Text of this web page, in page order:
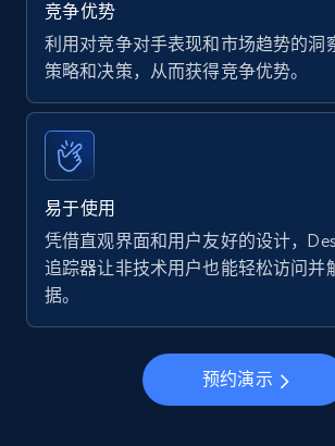
竞争优势
利用对竞争对手表现和市场趋势的洞
策略和决策，从而获得竞争优势。
易于使用
凭借直观界面和用户友好的设计，
追踪器让非技术用户也能轻松访问并
据。
预约演示